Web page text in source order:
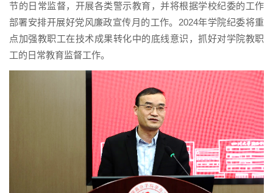
节的日常监督，开展各类警示教育，并将根据学校纪委的工作
部署安排开展好党风廉政宣传月的工作。2024年学院纪委将重
点加强教职工在技术成果转化中的底线意识，抓好对学院教职
工的日常教育监督工作。